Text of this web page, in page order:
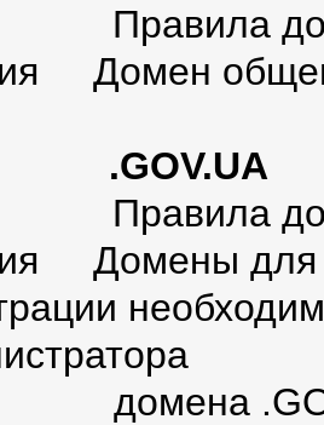
Правила
Домен
.GOV.UA
Правила
Домены для
.GOV.UA